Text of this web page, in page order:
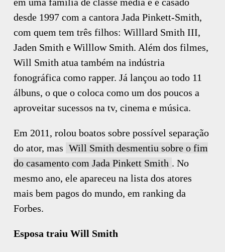
desde 1997 com a cantora Jada Pinkett-Smith,
com quem tem três filhos: Willlard Smith III,
Jaden Smith e Willlow Smith. Além dos filmes,
Will Smith atua também na indústria
fonográfica como rapper. Já lançou ao todo 11
álbuns, o que o coloca como um dos poucos a
aproveitar sucessos na tv, cinema e música.
Em 2011, rolou boatos sobre possível separação
do ator, mas Will Smith desmentiu sobre o fim
do casamento com Jada Pinkett Smith . No
mesmo ano, ele apareceu na lista dos atores
mais bem pagos do mundo, em ranking da
Forbes.
Esposa traiu Will Smith